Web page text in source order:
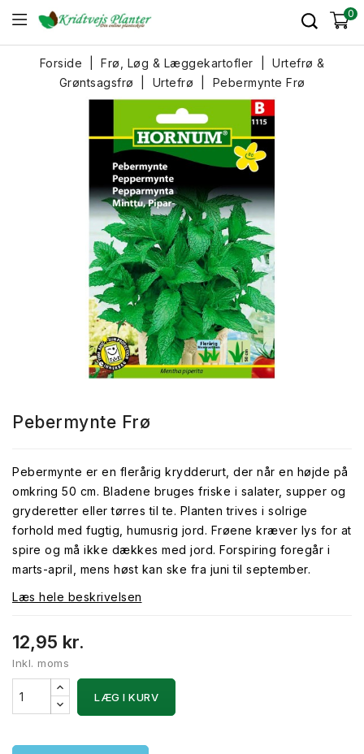
0
Forside Frø, Løg & Læggekartofler
Urtefrø &
Grøntsagsfrø
Urtefrø Pebermynte Frø
Pebermynte Frø
Pebermynte er en flerårig krydderurt, der når en højde på
omkring 50 cm. Bladene bruges friske i salater, supper og
gryderetter eller tørres til te. Planten trives i solrige
forhold med fugtig, humusrig jord. Frøene kræver lys for at
spire og må ikke dækkes med jord. Forspiring foregår i
marts-april, mens høst kan ske fra juni til september.
Læs hele beskrivelsen
12,95 kr.
Inkl. moms
LÆG I KURV